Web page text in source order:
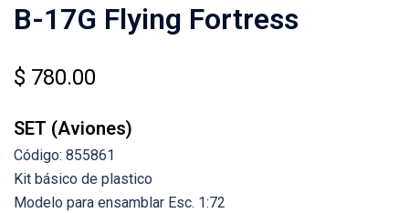
B-17G Flying Fortress
$ 780.00
SET (Aviones)
Código: 855861
Kit básico de plastico
Modelo para ensamblar Esc. 1:72